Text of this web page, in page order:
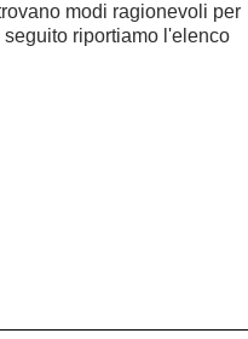
modi ragionevoli per
riportiamo l'elenco